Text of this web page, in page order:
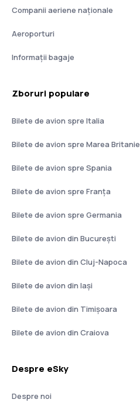
Companii aeriene naţionale
Aeroporturi
Informații bagaje
Zboruri populare
Bilete de avion spre Italia
Bilete de avion spre Marea Britanie
Bilete de avion spre Spania
Bilete de avion spre Franţa
Bilete de avion spre Germania
Bilete de avion din București
Bilete de avion din Cluj-Napoca
Bilete de avion din Iași
Bilete de avion din Timișoara
Bilete de avion din Craiova
Despre eSky
Despre noi